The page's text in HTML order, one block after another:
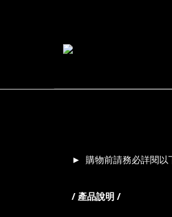
► 購物前請務必詳閱以
/ 產品說明 /